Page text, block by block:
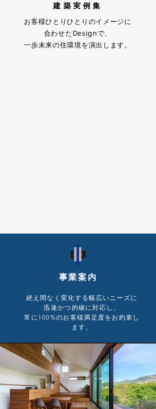
建築実例集
お客様ひとりひとりのイメージに
合わせたDesignで、
一歩未来の住環境を演出します。
事業案内
絶え間なく変化する幅広いニーズに
迅速かつ的確に対応し、
常に100%のお客様満足度をお約束し
ます。